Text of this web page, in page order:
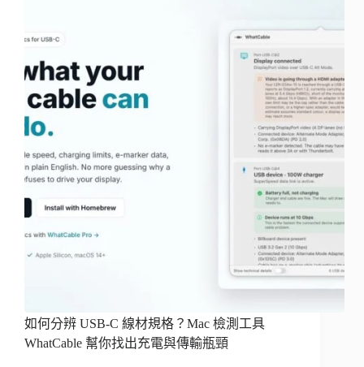
如何分辨 USB-C 線材規格？Mac 檢測工具
WhatCable 幫你找出充電與傳輸瓶頸